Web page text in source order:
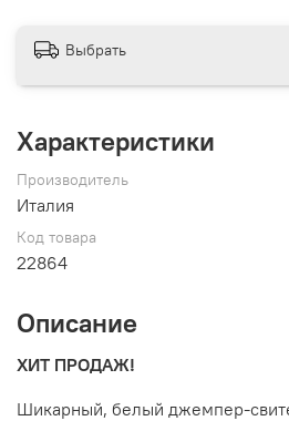
Выбрать
Характеристики
Производитель
Италия
Код товара
22864
Описание
ХИТ ПРОДАЖ!
Шикарный, белый джемпер-